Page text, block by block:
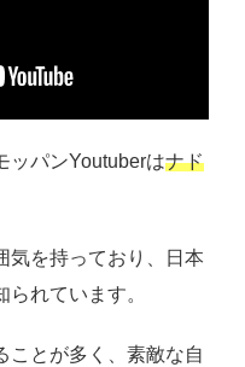
ッパンYoutuberはナド
気を持っており、日本
れています。
ことが多く、素敵な自